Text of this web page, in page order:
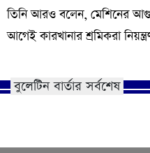
তিনি আরও বলেন, মেশিনের
আগেই কারখানার শ্রমিকরা
বুলেটিন বার্তার সর্বশেষ